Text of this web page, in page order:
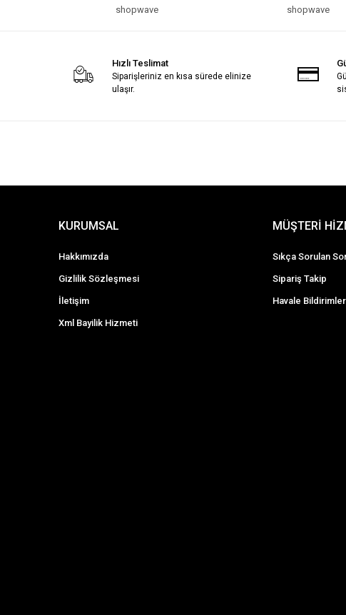
shopwave shopwave
Hızlı Teslimat
Siparişleriniz en kısa sürede elinize
ulaşır.
KURUMSAL
Hakkımızda
Gizlilik Sözleşmesi
İletişim
Xml Bayilik Hizmeti
MÜŞTERİ
Sıkça Sorulan
Sipariş Takip
Havale